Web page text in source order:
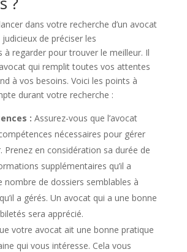
dans votre recherche d’un avocat
de préciser les
à regarder pour trouver le meilleur. Il
qui remplit toutes vos attentes
à vos besoins. Voici les points à
durant votre recherche :
: Assurez-vous que l’avocat
nécessaires pour gérer
Prenez en considération sa durée de
supplémentaires qu’il a
nombre de dossiers semblables à
a gérés. Un avocat qui a une bonne
sera apprécié.
votre avocat ait une bonne pratique
qui vous intéresse. Cela vous